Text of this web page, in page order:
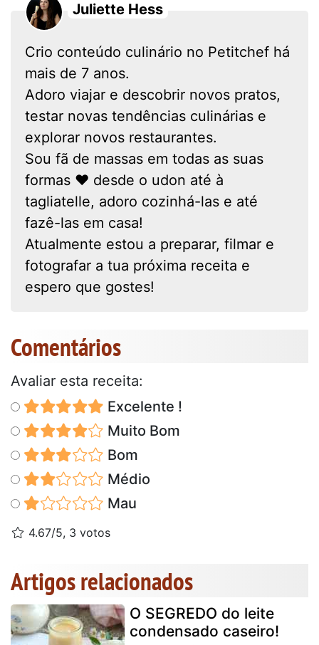
Juliette Hess
Crio conteúdo culinário no Petitchef há
mais de 7 anos.
Adoro viajar e descobrir novos pratos,
testar novas tendências culinárias e
explorar novos restaurantes.
Sou fã de massas em todas as suas
formas ❤ desde o udon até à
tagliatelle, adoro cozinhá-las e até
fazê-las em casa!
Atualmente estou a preparar, filmar e
fotografar a tua próxima receita e
espero que gostes!
Comentários
Avaliar esta receita:
Excelente !
Muito Bom
Bom
Médio
Mau
4.67/5, 3 votos
Artigos relacionados
O SEGREDO do leite
condensado caseiro!